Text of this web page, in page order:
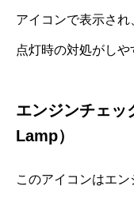
アイコンで表示され
点灯時の対処がしや
エンジンチェ
Lamp）
このアイコンはエ